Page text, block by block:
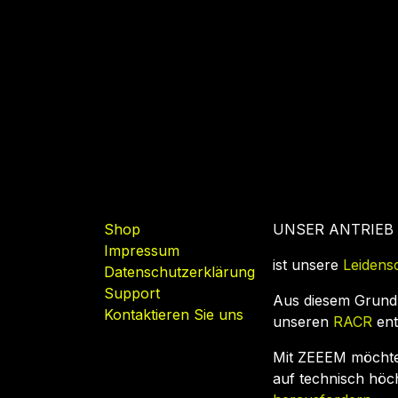
Shop
Impressum
Datenschutzerklärung
Support
Kontaktieren Sie uns
UNSER ANTRIEB
ist unsere
Aus diesem
unseren RACR
Mit ZEEEM
auf technisch